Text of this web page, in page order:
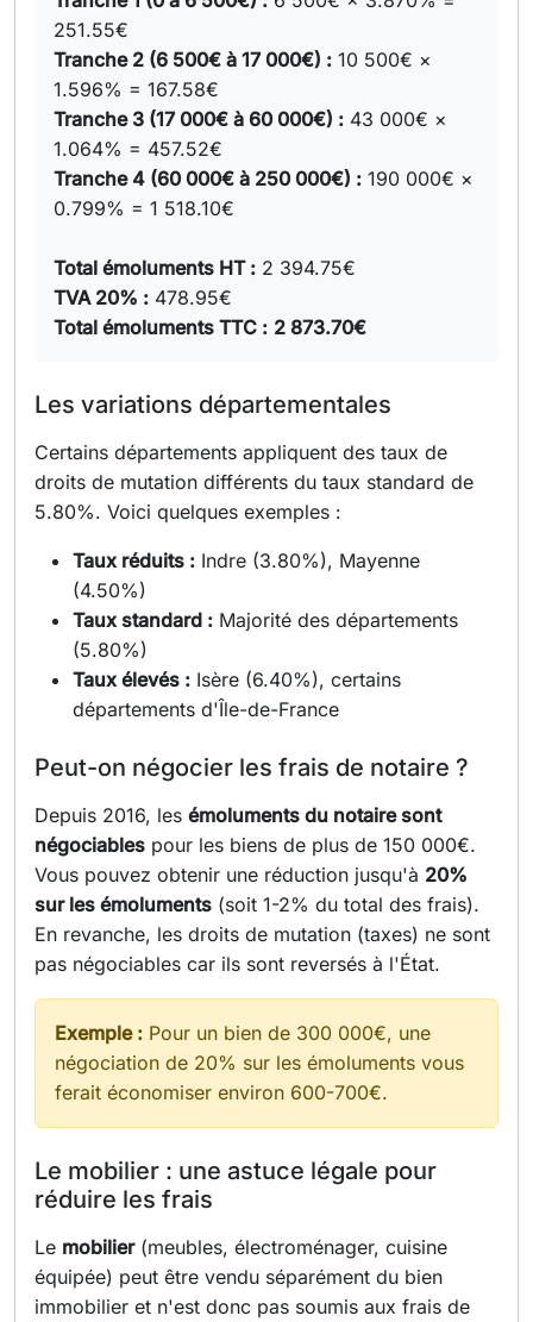
251.55€
Tranche 2 (6 500€ à 17 000€) : 10 500€ ×
1.596% = 167.58€
Tranche 3 (17 000€ à 60 000€) : 43 000€ ×
1.064% = 457.52€
Tranche 4 (60 000€ à 250 000€) : 190 000€ ×
0.799% = 1 518.10€
Total émoluments HT : 2 394.75€
TVA 20% : 478.95€
Total émoluments TTC : 2 873.70€
Les variations départementales
Certains départements appliquent des taux de
droits de mutation différents du taux standard de
5.80%. Voici quelques exemples :
Taux réduits : Indre (3.80%), Mayenne
(4.50%)
Taux standard : Majorité des départements
(5.80%)
Taux élevés : Isère (6.40%), certains
départements d'Île-de-France
Peut-on négocier les frais de notaire ?
Depuis 2016, les émoluments du notaire sont
négociables pour les biens de plus de 150 000€.
Vous pouvez obtenir une réduction jusqu'à 20%
sur les émoluments (soit 1-2% du total des frais).
En revanche, les droits de mutation (taxes) ne sont
pas négociables car ils sont reversés à l'État.
Exemple : Pour un bien de 300 000€, une
négociation de 20% sur les émoluments vous
ferait économiser environ 600-700€.
Le mobilier : une astuce légale pour
réduire les frais
Le mobilier(meubles, électroménager, cuisine
équipée) peut être vendu séparément du bien
immobilier et n'est donc pas soumis aux frais de